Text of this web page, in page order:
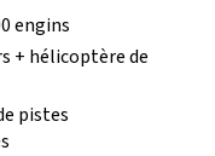
engins
+ hélicoptère de
pistes